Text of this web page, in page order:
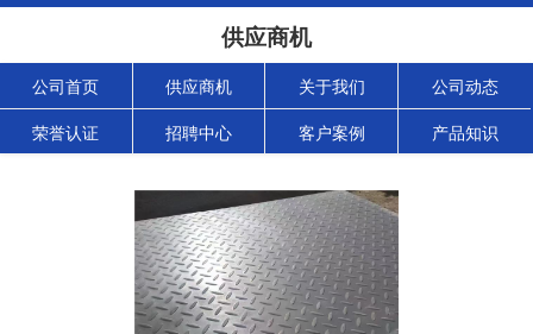
供应商机
公司首页 供应商机 关于我们 公司动态
荣誉认证 招聘中心 客户案例 产品知识